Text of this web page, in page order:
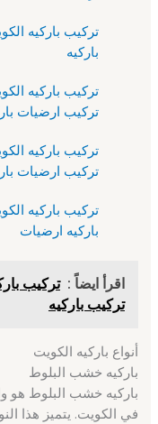
باركيه
تركيب ارضيات
تركيب ارضيات
باركيه ارضيات
اقرأ ايضاً :
تركيب باركيه
أنواع باركيه الكويت
باركيه خشب البلوط
باركيه خشب البلوط هو
في الكويت. يتميز هذا